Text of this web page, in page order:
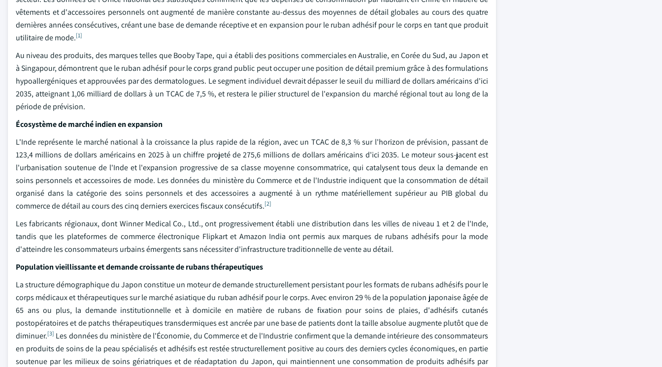
vêtements et d'accessoires personnels ont augmenté de manière constante au-dessus des moyennes de détail globales au cours des quatre
dernières années consécutives, créant une base de demande réceptive et en expansion pour le ruban adhésif pour le corps en tant que produit
utilitaire de mode.[1]
Au niveau des produits, des marques telles que Booby Tape, qui a établi des positions commerciales en Australie, en Corée du Sud, au Japon et
à Singapour, démontrent que le ruban adhésif pour le corps grand public peut occuper une position de détail premium grâce à des formulations
hypoallergéniques et approuvées par des dermatologues. Le segment individuel devrait dépasser le seuil du milliard de dollars américains d'ici
2035, atteignant 1,06 milliard de dollars à un TCAC de 7,5 %, et restera le pilier structurel de l'expansion du marché régional tout au long de la
période de prévision.
Écosystème de marché indien en expansion
L'Inde représente le marché national à la croissance la plus rapide de la région, avec un TCAC de 8,3 % sur l'horizon de prévision, passant de
123,4 millions de dollars américains en 2025 à un chiffre projeté de 275,6 millions de dollars américains d'ici 2035. Le moteur sous-jacent est
l'urbanisation soutenue de l'Inde et l'expansion progressive de sa classe moyenne consommatrice, qui catalysent tous deux la demande en
soins personnels et accessoires de mode. Les données du ministère du Commerce et de l'Industrie indiquent que la consommation de détail
organisé dans la catégorie des soins personnels et des accessoires a augmenté à un rythme matériellement supérieur au PIB global du
commerce de détail au cours des cinq derniers exercices fiscaux consécutifs.[2]
Les fabricants régionaux, dont Winner Medical Co., Ltd., ont progressivement établi une distribution dans les villes de niveau 1 et 2 de l'Inde,
tandis que les plateformes de commerce électronique Flipkart et Amazon India ont permis aux marques de rubans adhésifs pour la mode
d'atteindre les consommateurs urbains émergents sans nécessiter d'infrastructure traditionnelle de vente au détail.
Population vieillissante et demande croissante de rubans thérapeutiques
La structure démographique du Japon constitue un moteur de demande structurellement persistant pour les formats de rubans adhésifs pour le
corps médicaux et thérapeutiques sur le marché asiatique du ruban adhésif pour le corps. Avec environ 29 % de la population japonaise âgée de
65 ans ou plus, la demande institutionnelle et à domicile en matière de rubans de fixation pour soins de plaies, d'adhésifs cutanés
postopératoires et de patchs thérapeutiques transdermiques est ancrée par une base de patients dont la taille absolue augmente plutôt que de
diminuer.[3] Les données du ministère de l'Économie, du Commerce et de l'Industrie confirment que la demande intérieure des consommateurs
en produits de soins de la peau spécialisés et adhésifs est restée structurellement positive au cours des derniers cycles économiques, en partie
soutenue par les milieux de soins gériatriques et de réadaptation du Japon, qui maintiennent une consommation de produits adhésifs par